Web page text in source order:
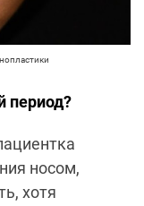
период?
носом,
хотя